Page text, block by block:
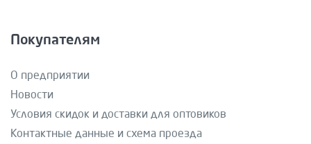
Покупателям
О предприятии
Новости
Условия скидок и доставки для оптовиков
Контактные данные и схема проезда